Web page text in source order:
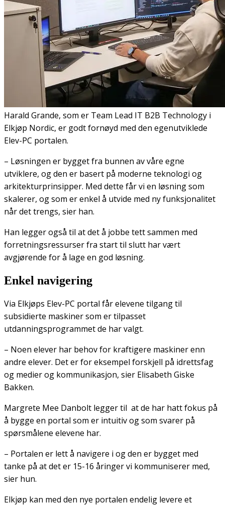
Harald Grande, som er Team Lead IT B2B Technology i
Elkjøp Nordic, er godt fornøyd med den egenutviklede
Elev-PC portalen.
– Løsningen er bygget fra bunnen av våre egne
utviklere, og den er basert på moderne teknologi og
arkitekturprinsipper. Med dette får vi en løsning som
skalerer, og som er enkel å utvide med ny funksjonalitet
når det trengs, sier han.
Han legger også til at det å jobbe tett sammen med
forretningsressurser fra start til slutt har vært
avgjørende for å lage en god løsning.
Enkel navigering
Via Elkjøps Elev-PC portal får elevene tilgang til
subsidierte maskiner som er tilpasset
utdanningsprogrammet de har valgt.
– Noen elever har behov for kraftigere maskiner enn
andre elever. Det er for eksempel forskjell på idrettsfag
og medier og kommunikasjon, sier Elisabeth Giske
Bakken.
Margrete Mee Danbolt legger til at de har hatt fokus på
å bygge en portal som er intuitiv og som svarer på
spørsmålene elevene har.
– Portalen er lett å navigere i og den er bygget med
tanke på at det er 15-16 åringer vi kommuniserer med,
sier hun.
Elkjøp kan med den nye portalen endelig levere et